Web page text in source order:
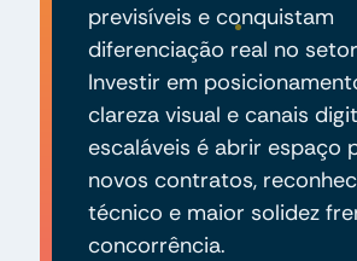
previsíveis e conquistam
diferenciação real no
Investir em
clareza visual e canais
escaláveis é abrir espaço
novos contratos,
técnico e maior solidez
concorrência.